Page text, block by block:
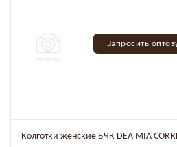
Запросить
Колготки женские БЧК DEA MIA